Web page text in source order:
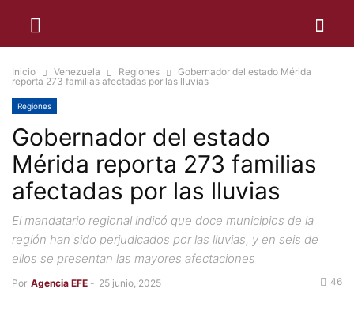
Inicio Venezuela Regiones
Gobernador del estado Mérida
reporta 273 familias afectadas por las lluvias
Regiones
Gobernador del estado
Mérida reporta 273 familias
afectadas por las lluvias
El mandatario regional indicó que doce municipios de la
región han sido perjudicados por las lluvias, y en seis de
ellos se presentan las mayores afectaciones
Por Agencia EFE - 25 junio, 2025 46